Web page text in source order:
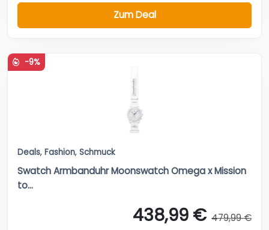
Zum Deal
-9%
Deals, Fashion, Schmuck
Swatch Armbanduhr Moonswatch Omega x Mission
to...
438,99 € 479,99 €